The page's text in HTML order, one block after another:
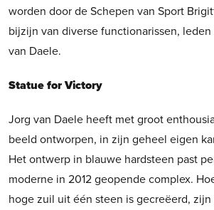
worden door de Schepen van Sport
bijzijn van diverse functionarissen,
van Daele.
Statue for Victory
Jorg van Daele heeft met groot
beeld ontworpen, in zijn geheel eigen
Het ontwerp in blauwe hardsteen past
moderne in 2012 geopende complex.
hoge zuil uit één steen is gecreëerd,